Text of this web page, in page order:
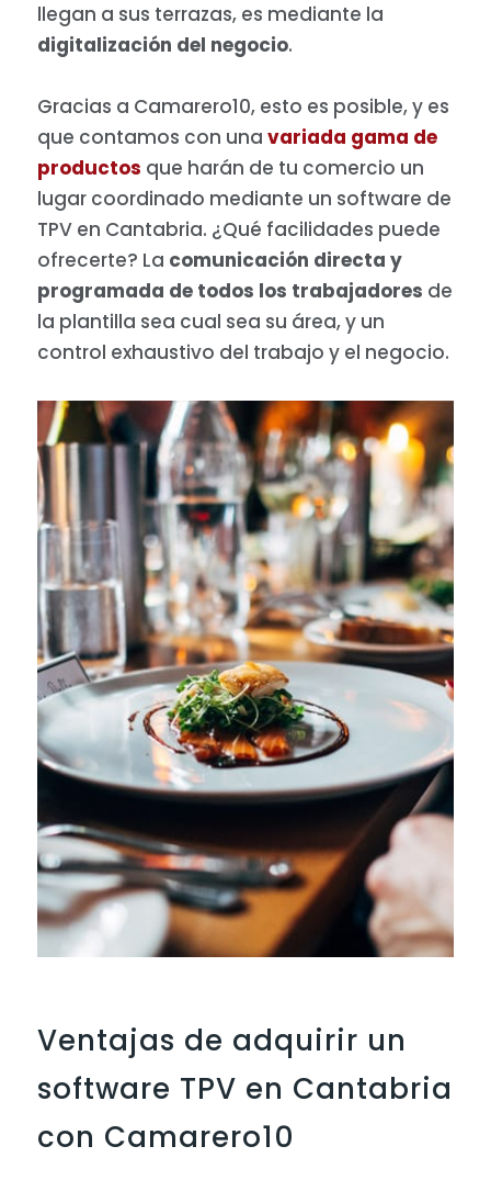
llegan a sus terrazas, es mediante la
digitalización del negocio.
Gracias a Camarero10, esto es posible, y es
que contamos con una variada gama de
productos que harán de tu comercio un
lugar coordinado mediante un software de
TPV en Cantabria. ¿Qué facilidades puede
ofrecerte? La comunicación directa y
programada de todos los trabajadores de
la plantilla sea cual sea su área, y un
control exhaustivo del trabajo y el negocio.
Ventajas de adquirir un
software TPV en Cantabria
con Camarero10